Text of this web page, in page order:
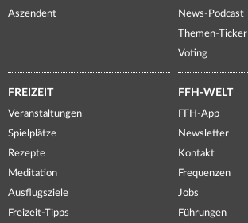
Aszendent
News-Podcast
Themen-Ticker
Voting
FREIZEIT
Veranstaltungen
Spielplätze
Rezepte
Meditation
Ausflugsziele
Freizeit-Tipps
FFH-WELT
FFH-App
Newsletter
Kontakt
Frequenzen
Jobs
Führungen